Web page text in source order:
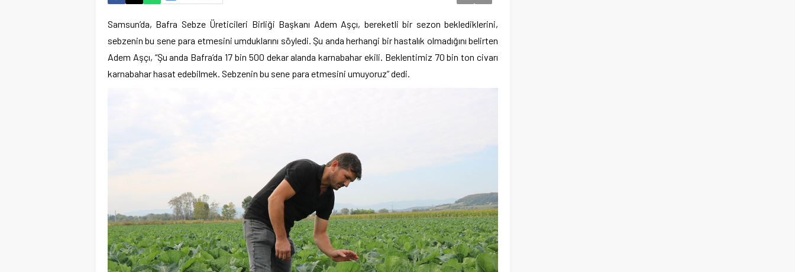
Samsun’da, Bafra Sebze Üreticileri Birliği Başkanı Adem Aşçı, bereketli bir sezon beklediklerini,
sebzenin bu sene para etmesini umduklarını söyledi. Şu anda herhangi bir hastalık olmadığını belirten
Adem Aşçı, “Şu anda Bafra’da 17 bin 500 dekar alanda karnabahar ekili. Beklentimiz 70 bin ton civarı
karnabahar hasat edebilmek. Sebzenin bu sene para etmesini umuyoruz” dedi.